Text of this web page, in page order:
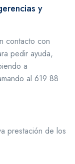
y
contacto con
pedir ayuda,
a
al 619 88
prestación de los